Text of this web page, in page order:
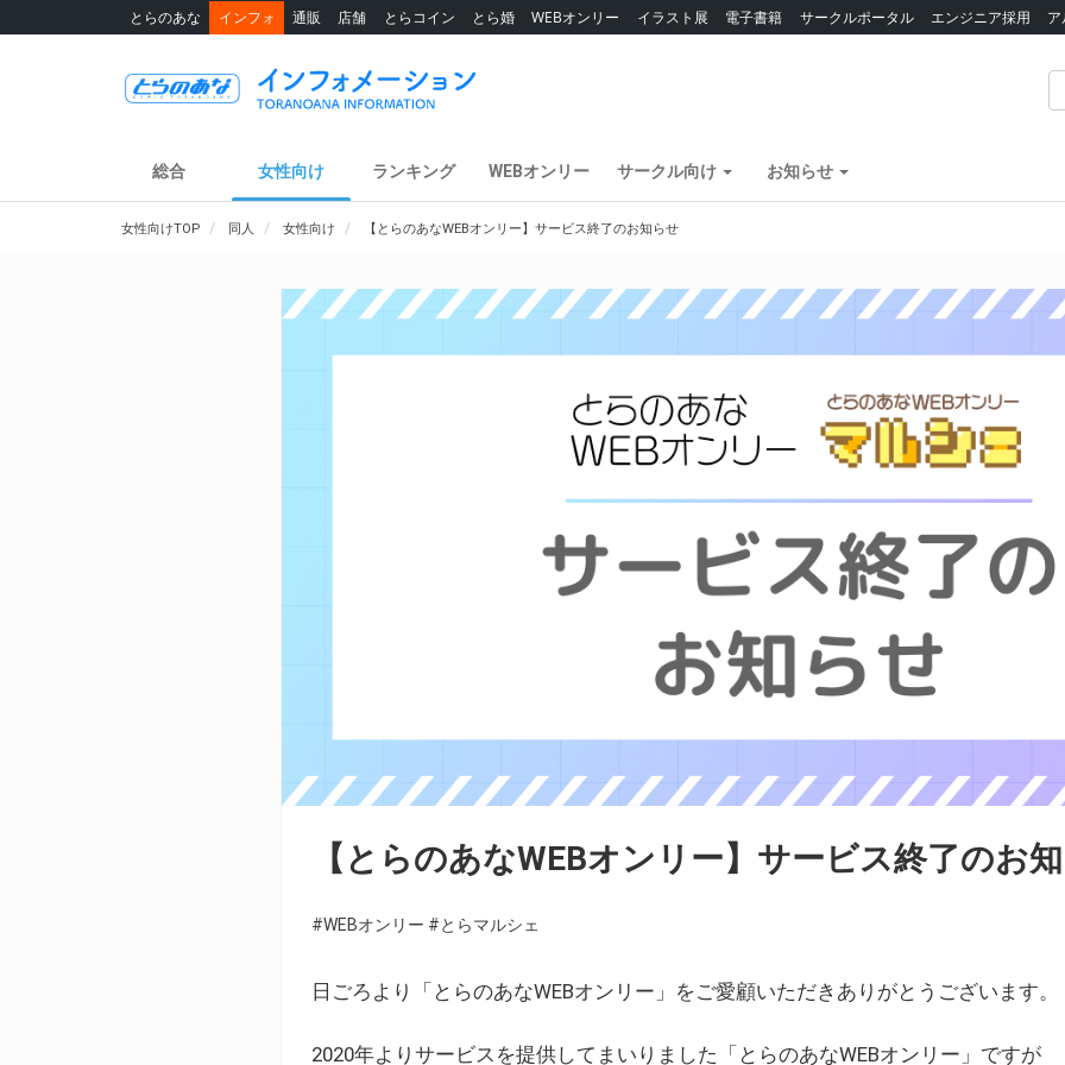
とらのあな インフォ 通販 店舗 とらコイン とら婚 WEBオンリー イラスト展 電子書籍 サークルポータル エンジニア採用
総合 女性向け ランキング WEBオンリー サークル向け お知らせ
女性向けTOP 同人 女性向け 【とらのあなWEBオンリー】サービス終了のお知らせ
【とらのあなWEBオンリー】サービス終了のお
#WEBオンリー #とらマルシェ
日ごろより「とらのあなWEBオンリー」をご愛顧いただきありがとうございます。
2020年よりサービスを提供してまいりました「とらのあなWEBオンリー」ですが